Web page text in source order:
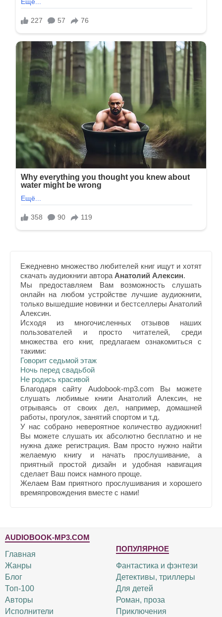
Ежедневно множество любителей книг ищут и хотят
скачать аудиокниги автора Анатолий Алексин.
Мы предоставляем Вам возможность слушать
онлайн на любом устройстве лучшие аудиокниги,
только вышедшие новинки и бестселлеры Анатолий
Алексин.
Исходя из многочисленных отзывов наших
пользователей и просто читателей, среди
множества его книг, предлагаем ознакомиться с
такими:
Говорит седьмой этаж
Ночь перед свадьбой
Не родись красивой
Благодаря сайту Audobook-mp3.com Вы можете
слушать любимые книги Анатолий Алексин, не
отрываясь от своих дел, например, домашней
работы, прогулок, занятий спортом и т.д.
У нас собрано невероятное количество аудиокниг!
Вы можете слушать их абсолютно бесплатно и не
нужна даже регистрация. Вам просто нужно найти
желаемую книгу и начать прослушивание, а
приятный простой дизайн и удобная навигация
сделает Ваш поиск намного проще.
Желаем Вам приятного прослушивания и хорошего
времяпровождения вместе с нами!
AUDIOBOOK-MP3.COM
Главная
Жанры
Блог
Топ-100
Авторы
Исполнители
ПОПУЛЯРНОЕ
Фантастика и фэнтези
Детективы, триллеры
Для детей
Роман, проза
Приключения